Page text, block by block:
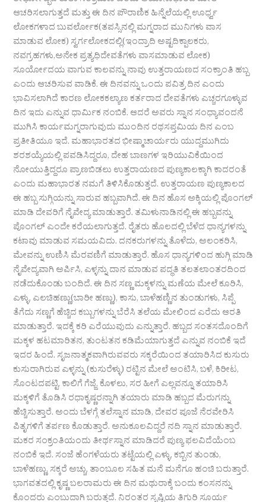
ಆಚರಿಸಲಾಗುತ್ತದೆ ಮತ್ತು ಈ ದಿನ ಪೌರಾಣಿಕ ಹಿನ್ನೆಲೆಯಲ್ಲಿ ಊರ್ಧ್ವ
ಲೋಕಗಳಾದ ಬುವರ್ಲೋಕ(ತಪಸ್ಸಿನಲ್ಲಿ ಮಗ್ನರಾದ ಮುನಿಗಳು ವಾಸ
ಮಾಡುವ ಲೋಕ) ಸ್ವರ್ಗಲೋಕದಲ್ಲಿ(ಇಂದ್ರಾದಿ ಅಷ್ಟದಿಕ್ಪಾಲಕರು,
ನವಗ್ರಹಗಳು,ಅನೇಕ ಪ್ರತ್ಯಧಿದೇವತೆಗಳು ವಾಸಮಾಡುವ ಲೋಕ)
ಸೂರ್ಯೋದಯ ವಾಗುವ ಕಾಲವನ್ನು ನಾವು ಉತ್ತರಾಯಣದ ಸಂಕ್ರಾಂತಿ ಹಬ್ಬ
ಎಂದು ಆಚರಿಸುವ ವಾಡಿಕೆ. ಈ ದಿನವನ್ನು ಒಂದು ಪವಿತ್ರ ದಿನ ಎಂದು
ಭಾವಿಸಲಾಗಿದೆ ಕಾರಣ ಲೋಕಕಲ್ಯಾಣ ಕರ್ತರಾದ ದೇವತೆಗಳು ಎಚ್ಚರಗೂಳ್ಳುವ
ದಿನ ಇದು ಎನ್ನುವ ಧಾರ್ಮಿಕ ನಂಬಿಕೆ. ಆದರೆ ಅವರು ಸ್ನಾನ ಸಂಧ್ಯಾವಂದನೆ
ಮುಗಿಸಿ ಕಾರ್ಯಮಗ್ನರಾಗುವುದು ಮುಂದಿನ ರಥಸಪ್ತಮಿಯ ದಿನ ಎಂಬ
ಪ್ರತೀತಿಯೂ ಇದೆ. ಮಹಾಭಾರತದ ಭೀಷ್ಮಾಚಾರ್ಯರು ಯುದ್ದಮುಗಿದು
ಶರಶಯ್ಯೆಯಲ್ಲಿ ಪವಡಿಸಿದ್ದರೂ, ದೇಹ ಬಾಣಗಳ ಇರಿಯುವಿಕೆಯಿಂದ
ನೋಯುತ್ತಿದ್ದರೂ ಪ್ರಾಣಬಿಡಲು ಉತ್ತರಾಯಣದ ಪುಣ್ಯಕಾಲಕ್ಕಾಗಿ ಕಾದರಂತೆ
ಎಂದು ಮಹಾಭಾರತ ನಮಗೆ ತಿಳಿಸಿಕೊಡುತ್ತದೆ. ಉತ್ತರಾಯಣ ಪುಣ್ಯಕಾಲದ
ಈ ಹಬ್ಬ ಸುಗ್ಗಿಯನ್ನು ಸಾರುವ ಹಬ್ಬವಾಗಿದೆ. ಈ ದಿನ ಹೊಸ ಅಕ್ಕಿಯಲ್ಲಿ ಪೊಂಗಲ್
ಮಾಡಿ ದೇವರಿಗೆ ನೈವೇದ್ಯ ಮಾಡುತ್ತಾರೆ. ತಮಿಳುನಾಡಿನಲ್ಲಿ ಈ ಹಬ್ಬವನ್ನು
ಪೊಂಗಲ್ ಎಂದೇ ಕರೆಯಲಾಗುತ್ತದೆ. ರೈತರು ಹೊಲದಲ್ಲಿ ಬೆಳೆದ ಧಾನ್ಯಗಳನ್ನು
ಕಟಾವು ಮಾಡುವ ಸಮಯವಿದು. ದನಕರುಗಳನ್ನು ತೊಳೆದು, ಅಲಂಕರಿಸಿ,
ಮೇವನ್ನು ಉಣಿಸಿ ಮೆರವಣಿಗೆ ಮಾಡುತ್ತಾರೆ. ಹೊಸ ಧಾನ್ಯಗಳಿಂದ ಹುಗ್ಗಿ ಮಾಡಿ
ನೈವೇದ್ಯವಾಗಿ ಅರ್ಪಿಸಿ, ಎಳ್ಳನ್ನು ದಾನ ಮಾಡುವ ಪದ್ಧತಿ ತಲತಲಾಂತರದಿಂದ
ನಡೆದುಕೊಂಡು ಬಂದಿದೆ. ಈ ದಿನ ಸಣ್ಣ ಮಕ್ಕಳನ್ನು ಮಣೆಯ ಮೇಲೆ ಕೂರಿಸಿ,
ಎಳ್ಳು, ಎಲಚಿಹಣ್ಣು(ಬಾರೀ ಹಣ್ಣು), ಕಾಸು, ಬಾಳೆಹಣ್ಣಿನ ತುಂಡುಗಳು, ಸಿಪ್ಪೆ
ತೆಗೆದು ಸಣ್ಣಗೆ ಹೆಚ್ಚಿದ ಕಬ್ಬುಗಳನ್ನು ಬೆರೆಸಿ ತಲೆಯ ಮೇಲಿಂದ ಎರೆದು ಆರತಿ
ಮಾಡುತ್ತಾರೆ. ಇದಕ್ಕೆ ಕರಿ ಎರೆಯುವುದು ಎನ್ನುತ್ತಾರೆ. ಹಬ್ಬದ ಸಂತಸದೊಂದಿಗೆ
ಮಕ್ಕಳ ಹಟಮಾರಿತನ, ತುಂಟತನ ಕಡಿಮೆಯಾಗುತ್ತದೆ ಎನ್ನುವ ನಂಬಿಕೆ ಇದೆ
ಇದರ ಹಿಂದೆ. ಸೃಜನಾತ್ಮಕವಾಗಿರುವವರು ಸಕ್ಕರೆಯಿಂದ ತಯಾರಿಸಿದ ಕುಸುರು
ಕುಸುರಾಗಿರುವ ಎಳ್ಳನ್ನು (ಕುಸುರೆಳ್ಳು) ರಟ್ಟಿನ ಮೇಲೆ ಅಂಟಿಸಿ, ಬಳೆ, ಕಿರೀಟ,
ಸೊಂಟದಪಟ್ಟಿ, ಕಾಲಿಗೆ ಗೆಜ್ಜೆ, ಕೊಳಲು, ಸರ ಹೀಗೆ ಎಲ್ಲವನ್ನೂ ತಯಾರಿಸಿ
ಮಕ್ಕಳಿಗೆ ತೊಡಿಸಿ ರಧಾಕೃಷ್ಣರನ್ನಾಗಿ ತಯಾರು ಮಾಡಿ ಹಬ್ಬದ ಮೆರುಗನ್ನು
ಹೆಚ್ಚಿಸುತ್ತಾರೆ. ಅಂದು ಬೆಳಗ್ಗೆ ತಲೆಸ್ನಾನ ಮಾಡಿ, ದೇವರ ಪೂಜೆ ನೆರವೇರಿಸಿ
ಪಿತೃಗಳಿಗೆ ತರ್ಪಣ ಕೊಡುತ್ತಾರೆ. ಅನುಕೂಲವಿದ್ದರೆ ನದಿ ಸ್ನಾನ ಮಾಡುತ್ತಾರೆ.
ಮಕರ ಸಂಕ್ರಂತಿಯಂದು ತೀರ್ಥಸ್ನಾನ ಮಾಡಿದರೆ ಪುಣ್ಯ ಫಲವಿದೆಯೆಂಬ
ನಂಬಿಕೆ ಇದೆ. ಸಂಜೆ ಹೆಂಗಳೆಯರು ತಟ್ಟೆಯಲ್ಲಿ ಎಳ್ಳು, ಕಬ್ಬಿನ ತುಂಡು,
ಬಾಳೆಹಣ್ಣು, ಸಕ್ಕರೆ ಅಚ್ಚು, ತಾಂಬೂಲ ಸಹಿತ ಮನೆ ಮನೆಗೂ ಹಂಚಿ ಬರುತ್ತಾರೆ.
ಭಾಗವತದಲ್ಲಿ ಕೃಷ್ಣ ಬಲರಾಮರು ಈ ದಿನ ಮಥುರಾಕ್ಕೆ ಬಂದು ಕಂಸನನ್ನು